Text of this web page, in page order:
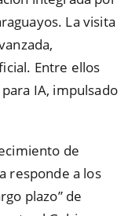
La visita
Entre ellos
IA, impulsado
de
responde a los
plazo” de